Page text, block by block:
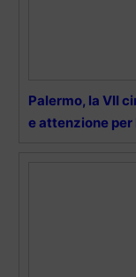
Palermo, la VII
e attenzione per